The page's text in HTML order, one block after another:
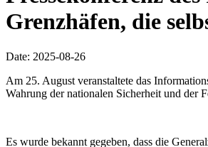
Grenzhäfen, die
Date: 2025-08-26
Am 25. August veranstaltete das
Wahrung der nationalen Sicherheit und der
Es wurde bekannt gegeben, dass die